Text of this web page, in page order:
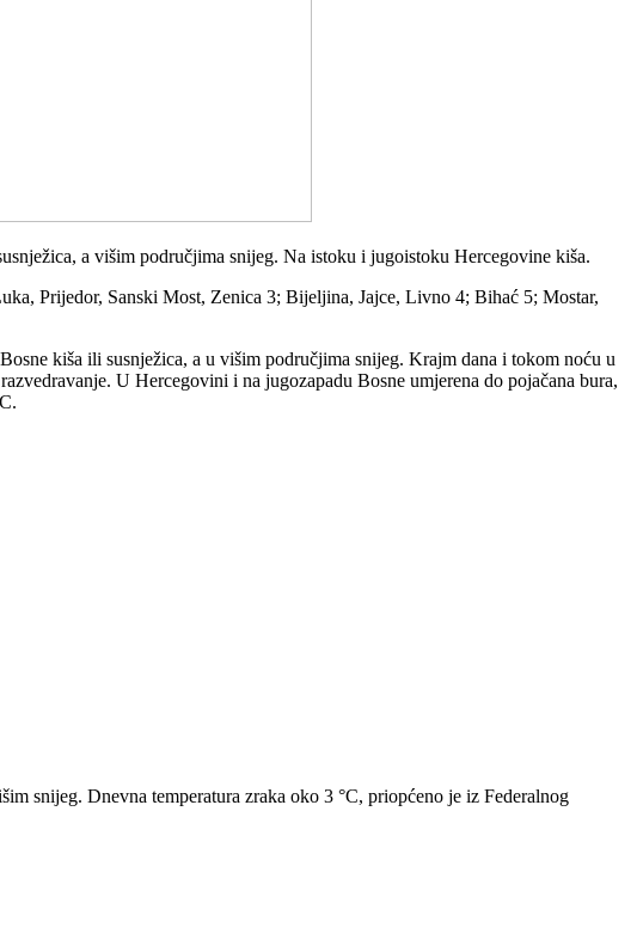
a višim područjima snijeg. Na istoku i jugoistoku Hercegovine kiša.
Prijedor, Sanski Most, Zenica 3; Bijeljina, Jajce, Livno 4; Bihać 5; Mostar,
kiša ili susnježica, a u višim područjima snijeg. Krajm dana i tokom noću u
U Hercegovini i na jugozapadu Bosne umjerena do pojačana bura,
snijeg. Dnevna temperatura zraka oko 3 °C, priopćeno je iz Federalnog